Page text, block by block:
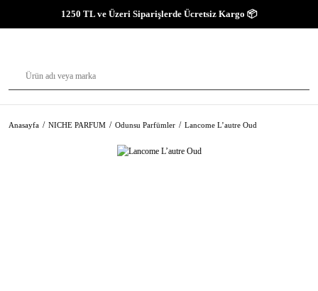
1250 TL ve Üzeri Siparişlerde Ücretsiz Kargo 📦
Anasayfa NICHE PARFUM Odunsu Parfümler Lancome L’autre Oud